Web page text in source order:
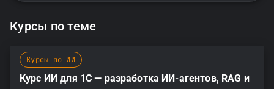
Курсы по теме
Курсы по ИИ
Курс ИИ для 1С — разработка ИИ-агентов, RAG и